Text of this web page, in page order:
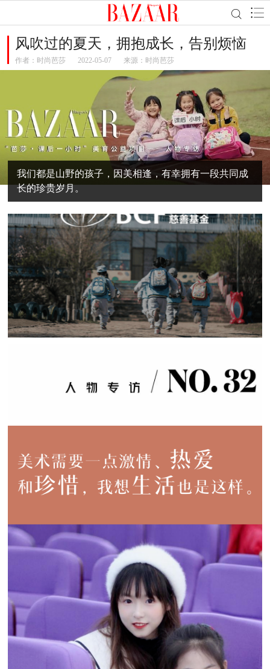
风吹过的夏天，拥抱成长，告别烦恼
作者： 时尚芭莎 2022-05-07 来源：时尚芭莎
我们都是山野的孩子，因美相逢，有幸拥有一段共同成
长的珍贵岁月。